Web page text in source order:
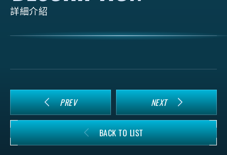
詳細介紹
PREV NEXT
BACK TO LIST